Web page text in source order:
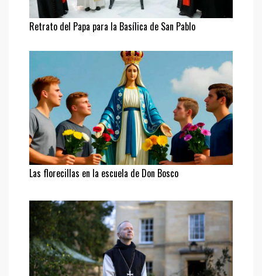
Retrato del Papa para la Basílica de San Pablo
Las florecillas en la escuela de Don Bosco